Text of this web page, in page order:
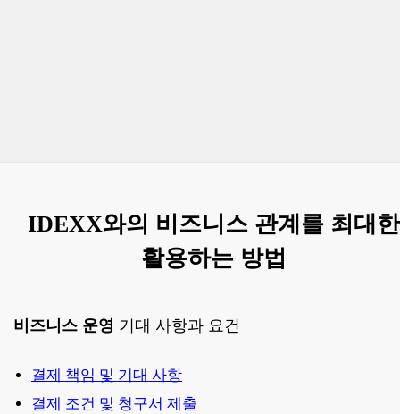
IDEXX와의 비즈니스 관계를 최대한
활용하는 방법
비즈니스 운영 기대 사항과 요건
결제 책임 및 기대 사항
결제 조건 및 청구서 제출